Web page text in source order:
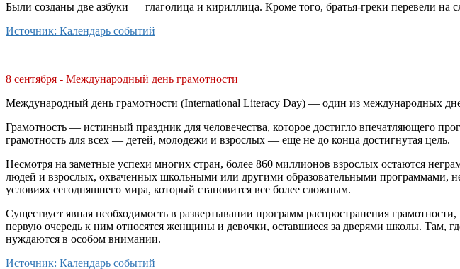
Были созданы две азбуки — глаголица и кириллица. Кроме того, братья-греки перевели на
Источник: Календарь событий
8 сентября - Международный день грамотности
Международный день грамотности (International Literacy Day) — один из международных
Грамотность — истинный праздник для человечества, которое достигло впечатляющего
грамотность для всех — детей, молодежи и взрослых — еще не до конца достигнутая цель.
Несмотря на заметные успехи многих стран, более 860 миллионов взрослых остаются
людей и взрослых, охваченных школьными или другими образовательными программами,
условиях сегодняшнего мира, который становится все более сложным.
Существует явная необходимость в развертывании программ распространения
первую очередь к ним относятся женщины и девочки, оставшиеся за дверями школы. Там,
нуждаются в особом внимании.
Источник: Календарь событий